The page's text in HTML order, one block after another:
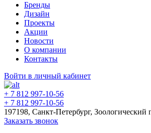
Бренды
Дизайн
Проекты
Акции
Новости
О компании
Контакты
Войти в личный кабинет
+ 7 812 997-10-56
+ 7 812 997-10-56
197198, Санкт-Петербург, Зоологический
Заказать звонок